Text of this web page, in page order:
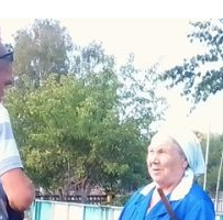
Воронинского
родились крапчатые